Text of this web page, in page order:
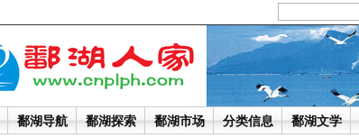
鄱湖导航 鄱湖探索 鄱湖市场 分类信息 鄱湖文学